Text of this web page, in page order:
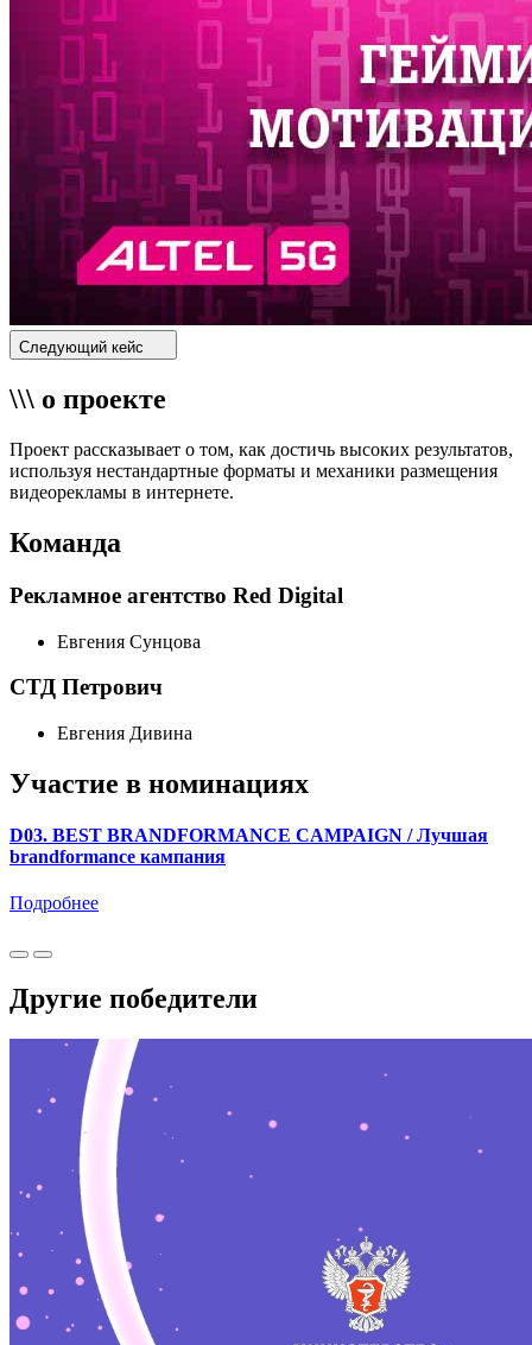
Следующий кейс
\\\ о проекте
Проект рассказывает о том, как достичь высоких результатов,
используя нестандартные форматы и механики размещения
видеорекламы в интернете.
Команда
Рекламное агентство Red Digital
Евгения Сунцова
СТД Петрович
Евгения Дивина
Участие в номинациях
D03. BEST BRANDFORMANCE CAMPAIGN / Лучшая
brandformance кампания
Подробнее
Другие победители